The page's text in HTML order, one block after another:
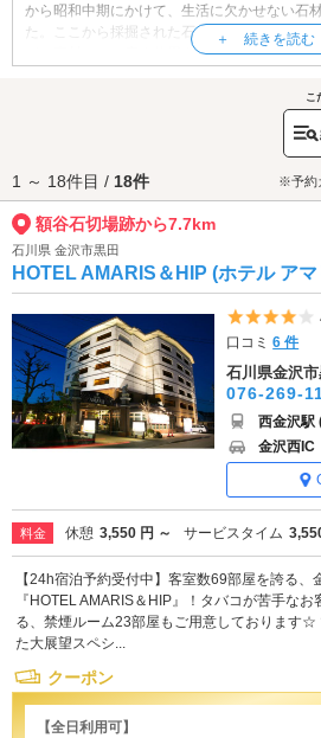
から昭和中期にかけて、生活に欠かせない石
た。ここから採掘された石は「額谷石」と呼
どの素材として広く使用されていました。現
える貴重な史跡となっています。遊歩道が整
散策しながら、歴史の風を感じることができ
ら、かつての職人たちの姿に思いを馳せれば
はず。近くには加賀国の守護大名・冨樫家の
り、あわせて訪れることでより深い歴史散策
額谷石切場跡へは、四十万・鶴来エリアのラ
利です。
こ
1 ～ 18件目 / 18件 ※予約
額谷石切場跡から7.7km
石川県 金沢市黒田
HOTEL AMARIS＆HIP (ホテル ア
口コミ6 件
石川県金沢
076-269-
西金沢駅
金沢西IC
料金 休憩 3,550 円 ～ サービスタイム
【24h宿泊予約受付中】客室数69部屋を誇る、
『HOTEL AMARIS＆HIP』！タバコが苦手な
る、禁煙ルーム23部屋もご用意しております☆
た大展望スペシ...
クーポン
【全日利用可】